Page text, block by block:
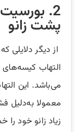
2.
پشت زانو
از دیگر
التهاب
می‌باشد. این
معمولا به‌دلیل
زیاد زانو خود